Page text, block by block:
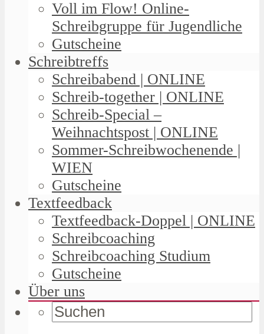
Voll im Flow! Online-
Schreibgruppe für Jugendliche
Gutscheine
Schreibtreffs
Schreibabend | ONLINE
Schreib-together | ONLINE
Schreib-Special –
Weihnachtspost | ONLINE
Sommer-Schreibwochenende |
WIEN
Gutscheine
Textfeedback
Textfeedback-Doppel | ONLINE
Schreibcoaching
Schreibcoaching Studium
Gutscheine
Über uns